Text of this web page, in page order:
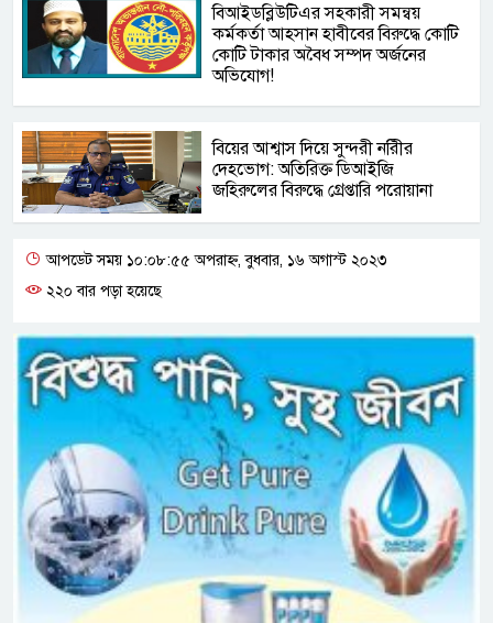
বিআইডব্লিউটিএর সহকারী সমন্বয়
কর্মকর্তা আহসান হাবীবের বিরুদ্ধে কোটি
কোটি টাকার অবৈধ সম্পদ অর্জনের
অভিযোগ!
বিয়ের আশ্বাস দিয়ে সুন্দরী নরিীর
দেহভোগ: অতিরিক্ত ডিআইজি
জহিরুলের বিরুদ্ধে গ্রেপ্তারি পরোয়ানা
আপডেট সময় ১০:০৮:৫৫ অপরাহ্ন, বুধবার, ১৬ অগাস্ট ২০২৩
২২০ বার পড়া হয়েছে